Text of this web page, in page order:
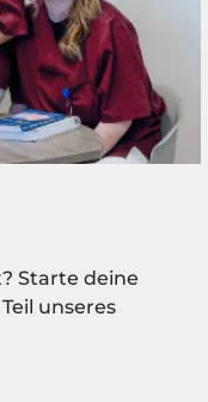
Starte deine
unseres